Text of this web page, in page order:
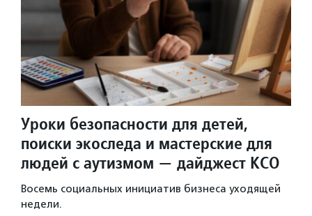
Уроки безопасности для детей,
поиски экоследа и мастерские для
людей с аутизмом — дайджест КСО
Восемь социальных инициатив бизнеса уходящей
недели.